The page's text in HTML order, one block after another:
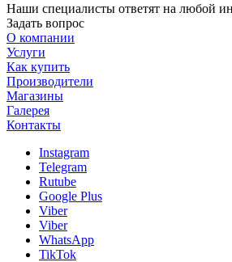
Наши специалисты ответят на любой
Задать вопрос
О компании
Услуги
Как купить
Производители
Магазины
Галерея
Контакты
Instagram
Telegram
Rutube
Google Plus
Viber
Viber
WhatsApp
TikTok